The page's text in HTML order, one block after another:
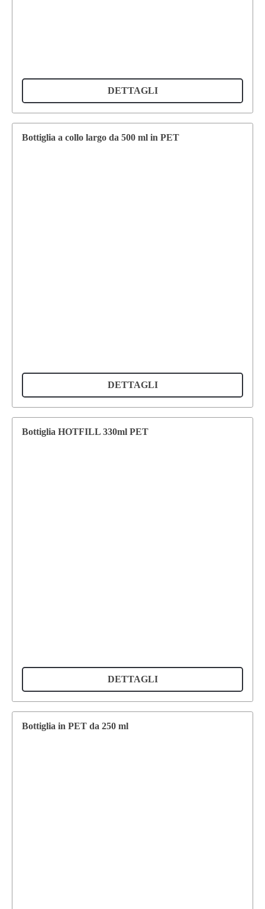
DETTAGLI
Bottiglia a collo largo da 500 ml in PET
DETTAGLI
Bottiglia HOTFILL 330ml PET
DETTAGLI
Bottiglia in PET da 250 ml